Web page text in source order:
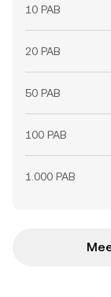
10 PAB
20 PAB
50 PAB
100 PAB
1.000 PAB